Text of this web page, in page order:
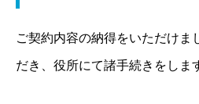
ご契約内容の納得をいただけま
だき、役所にて諸手続きをしま